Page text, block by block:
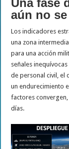
Una fase
aún no
Los indicadores
una zona
para una acción
señales
de personal civil, el
un endurecimiento
factores
días.